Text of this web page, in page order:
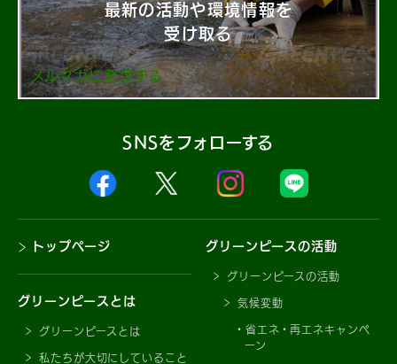
最新の活動や環境情報を
受け取る
メルマガに登録する
SNSをフォローする
トップページ
グリーンピースとは
グリーンピースとは
私たちが大切にしていること
グリーンピースの活動
グリーンピースの活動
気候変動
省エネ・再エネキャンペ
ーン